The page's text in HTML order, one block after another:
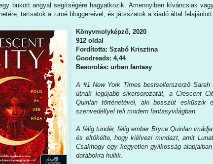
bukott angyal segítségére hagyatkozik. Amennyiben kíváncsiak
tartsatok a turné bloggereivel, és játsszatok a kiadó által
Könyvmolyképző, 2020
912 oldal
Fordította: Szabó Krisztina
Goodreads: 4,44
Besorolás: urban fantasy
A ​#1 New York Times bestsellerszerző
útnak legújabb sikersorozatát, a Crescent
Quinlan történetével, aki bosszút esküszik
szenvedéllyel teli modern fantasyvilágban.
A félig tündér, félig ember Bryce Quinlan
és eltökélte, hogy kiélvezi mindazt, amit
Csakhogy egy kegyetlen gyilkosság
darabokra hullik.